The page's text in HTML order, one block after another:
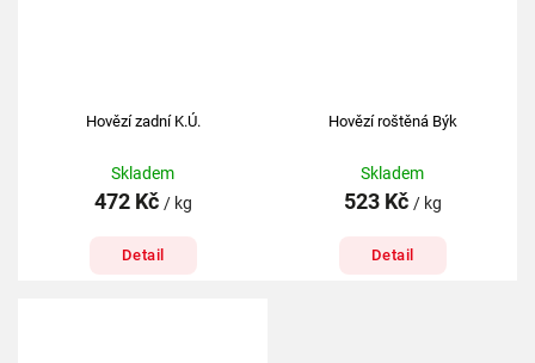
Hovězí zadní K.Ú.
Skladem
472 Kč / kg
Detail
Hovězí roštěná Býk
Skladem
523 Kč / kg
Detail